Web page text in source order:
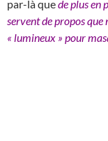
par-là quede plus en
servent de propos que
« lumineux » pour